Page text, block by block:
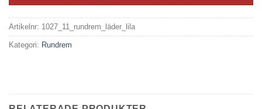
Artikelnr: 1027_11_rundrem_läder_lila
Kategori: Rundrem